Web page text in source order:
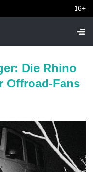
16+
Die Rhino
Offroad-Fans